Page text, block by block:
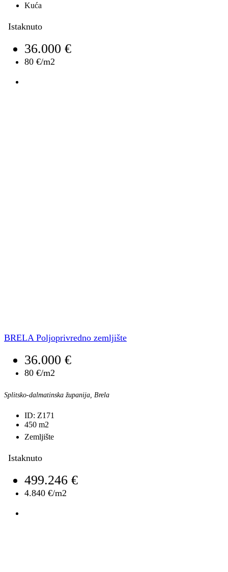
Kuća
Istaknuto
36.000 €
80 €/m2
BRELA Poljoprivredno zemljište
36.000 €
80 €/m2
Splitsko-dalmatinska županija, Brela
ID: Z171
450 m2
Zemljište
Istaknuto
499.246 €
4.840 €/m2